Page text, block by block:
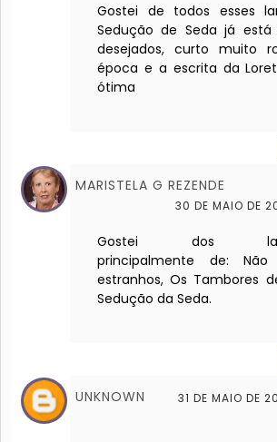
Gostei de todos esses
Sedução de Seda já
desejados, curto muito
época e a escrita da
ótima
MARISTELA G REZENDE
30 DE MAIO DE
Gostei dos
principalmente de:
estranhos, Os Tambores
Sedução da Seda.
UNKNOWN 31 DE MAIO DE